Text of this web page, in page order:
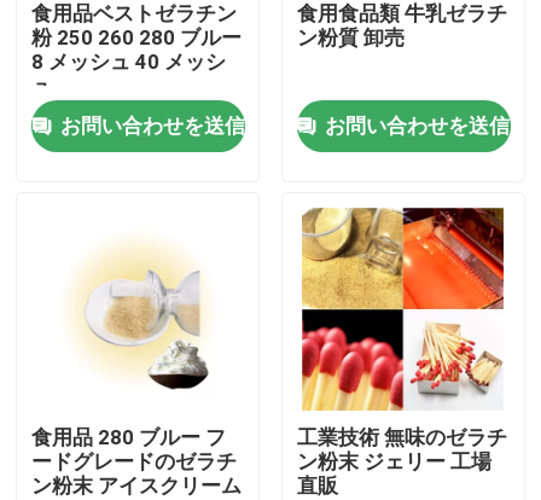
工場 ツアー
品質管理
ニュース
引金 を 求め て ください
食用のゼラチンの粉
食用品ベストゼラチン
粉 250 260 280 ブルー
8 メッシュ 40 メッシ
ュ
お問い合わせを送信
食用食品類 牛乳ゼラチ
ン粉質 卸売
お問い合わせを送信
食用品 280 ブルー フ
ードグレードのゼラチ
ン粉末 アイスクリーム
工業技術 無味のゼラチ
ン粉末 ジェリー 工場
直販